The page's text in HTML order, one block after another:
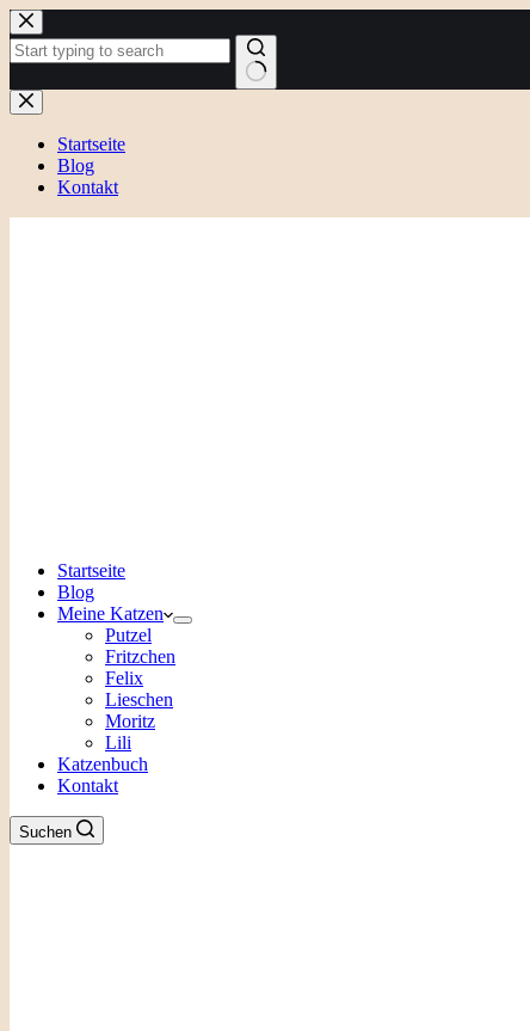
Zum
Inhalt
springen
Keine
Ergebnisse
Startseite
Blog
Kontakt
Startseite
Blog
Meine Katzen
Putzel
Fritzchen
Felix
Lieschen
Moritz
Lili
Katzenbuch
Kontakt
Suchen